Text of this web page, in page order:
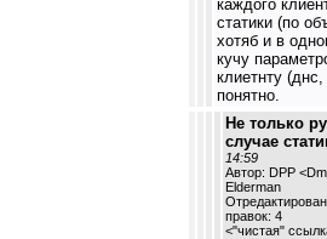
каждого
статики (по
хотяб и в
кучу
клиетнту
понятно.
Не только
случае
14:59
Автор: DPP
Elderman
правок: 4
<"чистая"